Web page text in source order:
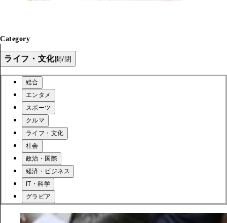
Category
ライフ・文化開/閉
総合
エンタメ
スポーツ
クルマ
ライフ・文化
社会
政治・国際
経済・ビジネス
IT・科学
グラビア